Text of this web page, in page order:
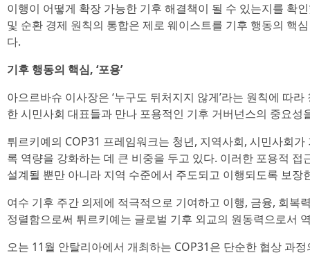
이행이 어떻게 확장 가능한 기후 해결책이 될 수 있는지를 확
및 순환 경제 원칙의 통합은 제로 웨이스트를 기후 행동의 핵
다.
기후 행동의 핵심, ‘포용’
아으르바슈 이사장은 ‘누구도 뒤처지지 않게’라는 원칙에 따
한 시민사회 대표들과 만나 포용적인 기후 거버넌스의 중요성
튀르키예의 COP31 프레임워크는 청년, 지역사회, 시민사회
록 역량을 강화하는 데 큰 비중을 두고 있다. 이러한 포용적
설계될 뿐만 아니라 지역 수준에서 주도되고 이행되도록 보장
여수 기후 주간 의제에 적극적으로 기여하고 이행, 금융, 회복
정렬함으로써 튀르키예는 글로벌 기후 외교의 원동력으로서
오는 11월 안탈리아에서 개최하는 COP31은 단순한 협상 과